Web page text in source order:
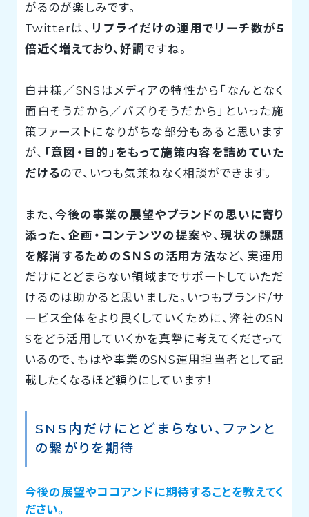
がるのが楽しみです。
Twitterは、 リプライだけの運用でリーチ数が5
倍近く増えており、好調ですね。
白井様／SNSはメディアの特性から「なんとなく
面白そうだから／バズりそうだから」といった施
策ファーストになりがちな部分もあると思います
が、 「意図・目的」をもって施策内容を詰めていた
だけるので、いつも気兼ねなく相談ができます。
また、今後の事業の展望やブランドの思いに寄り
添った、企画・コンテンツの提案や、現状の課題
を解消するためのＳＮＳの活用方法など、実運用
だけにとどまらない領域までサポートしていただ
けるのは助かると思いました。いつもブランド/サ
ービス全体をより良くしていくために、弊社のSN
Sをどう活用していくかを真摯に考えてくださって
いるので、もはや事業のSNS運用担当者として記
載したくなるほど頼りにしています！
SNS内だけにとどまらない、ファンと
の繋がりを期待
今後の展望やココアンドに期待することを教えてく
ださい。